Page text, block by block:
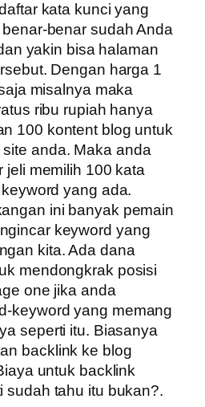
kata kunci yang
benar sudah Anda
yakin bisa halaman
Dengan harga 1
misalnya maka
ribu rupiah hanya
100 kontent blog untuk
anda. Maka anda
jeli memilih 100 kata
yang ada.
ini banyak pemain
keyword yang
kita. Ada dana
mendongkrak posisi
one jika anda
keyword yang memang
seperti itu. Biasanya
backlink ke blog
untuk backlink
sudah tahu itu bukan?.